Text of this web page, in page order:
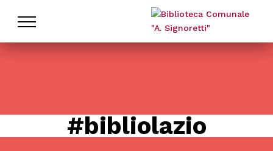
Patto per la Lettura
Nati per Leggere
#bibliolazio